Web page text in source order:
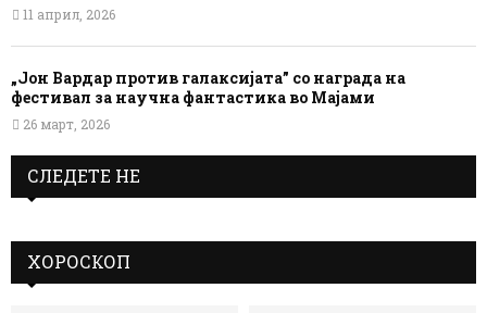
11 април, 2026
„Јон Вардар против галаксијата” со награда на
фестивал за научна фантастика во Мајами
26 март, 2026
СЛЕДЕТЕ НЕ
ХОРОСКОП